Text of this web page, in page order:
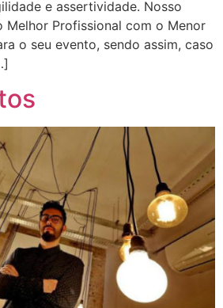
e assertividade. Nosso
Profissional com o Menor
o seu evento, sendo assim, caso